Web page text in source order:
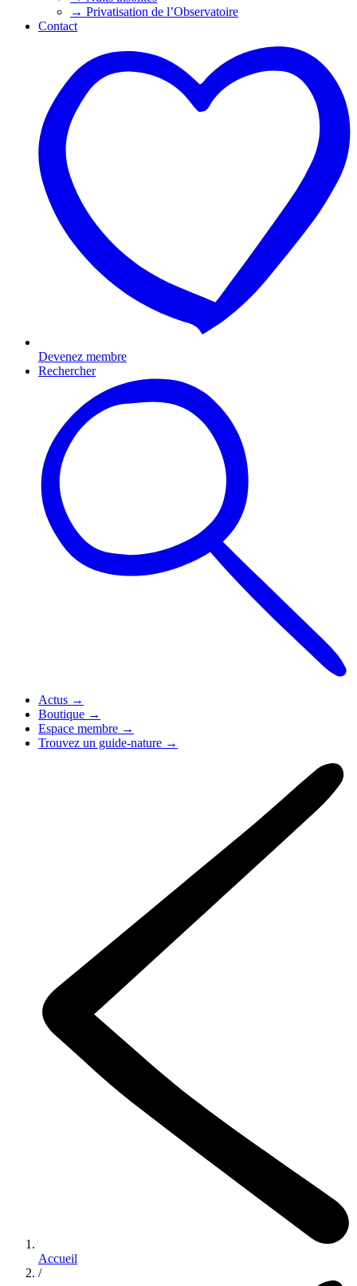
→ Privatisation de l’Observatoire
Contact
Devenez membre
Rechercher
Actus →
Boutique →
Espace membre →
Trouvez un guide-nature →
Accueil
/